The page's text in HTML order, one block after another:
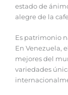
estado de
alegre de la
Es patrimonio
En Venezuela,
mejores del
variedades